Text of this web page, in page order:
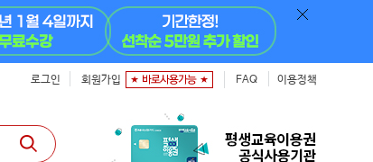
로그인 회원가입 FAQ 이용정책